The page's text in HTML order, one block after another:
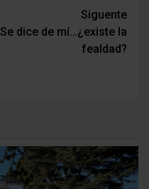
Siguente
Se dice de mí…¿existe la
fealdad?